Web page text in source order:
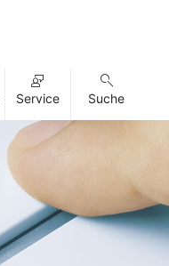
Service Suche